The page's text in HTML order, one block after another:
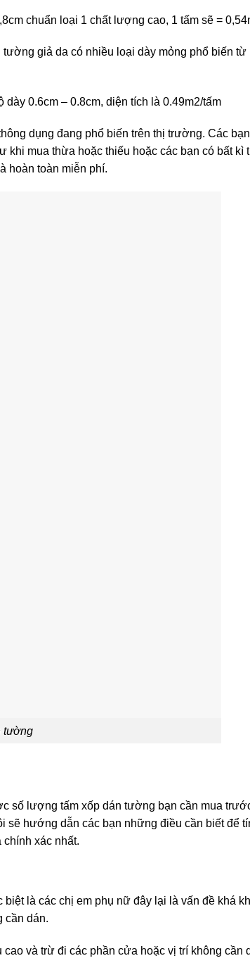
chuẩn loại 1 chất lượng cao, 1 tấm sẽ =
giả da có nhiều loại dày mỏng phổ biến từ
0.6cm – 0.8cm, diện tích là 0.49m2/tấm
dụng đang phổ biến trên thị trường. Các
khi mua thừa hoặc thiếu hoặc các bạn có bất kì
hoàn toàn miễn phí.
tường
số lượng tấm xốp dán tường bạn cần mua
sẽ hướng dẫn các bạn những điều cần biết để
xác nhất.
là các chị em phụ nữ đây lại là vấn đề khá
cần dán.
và trừ đi các phần cửa hoặc vị trí không cần